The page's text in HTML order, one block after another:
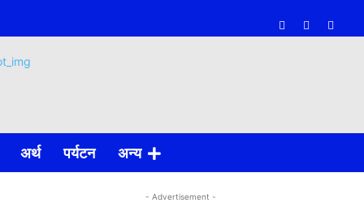
अर्थ पर्यटन अन्य
- Advertisement -